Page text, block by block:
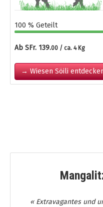
100 % Geteilt
Ab SFr. 139.00 / ca. 4 Kg
→ Wiesen Söili
« Extravagantes und